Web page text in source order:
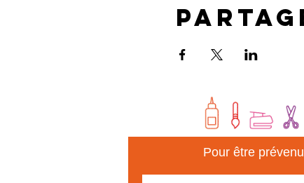
Pour être